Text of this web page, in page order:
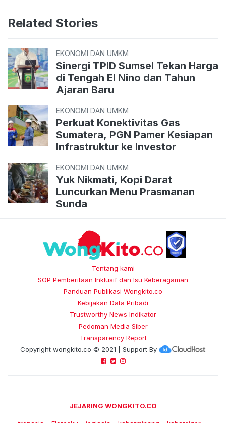
Related Stories
EKONOMI DAN UMKM
Sinergi TPID Sumsel Tekan Harga
di Tengah El Nino dan Tahun
Ajaran Baru
EKONOMI DAN UMKM
Perkuat Konektivitas Gas
Sumatera, PGN Pamer Kesiapan
Infrastruktur ke Investor
EKONOMI DAN UMKM
Yuk Nikmati, Kopi Darat
Luncurkan Menu Prasmanan
Sunda
Tentang kami
SOP Pemberitaan Inklusif dan Isu Keberagaman
Panduan Publikasi Wongkito.co
Kebijakan Data Pribadi
Trustworthy News Indikator
Pedoman Media Siber
Transparency Report
Copyright wongkito.co © 2021 | Support By
JEJARING WONGKITO.CO